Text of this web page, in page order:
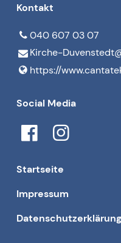
Kontakt
040 607 03 07
Kirche-
https://
Social Media
Startseite
Impressum
Datenschutzerklärung